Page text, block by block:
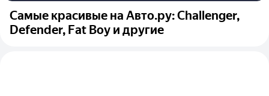
Самые красивые на Авто.ру: Challenger,
Defender, Fat Boy и другие